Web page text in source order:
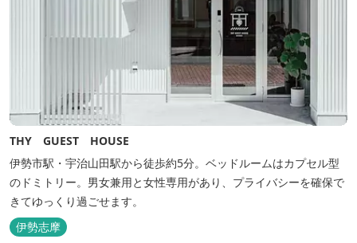
THY GUEST HOUSE
伊勢市駅・宇治山田駅から徒歩約5分。ベッドルームはカプセル型
のドミトリー。男女兼用と女性専用があり、プライバシーを確保で
きてゆっくり過ごせます。
伊勢志摩